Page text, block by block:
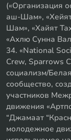
(«Организация
аш-Шам»,
Шам», «Хайят
«Ахлю Сунна
34. «National
Crew, Sparrows
социализм/
сообщество,
участников
движения
“Джамаат
молодежное